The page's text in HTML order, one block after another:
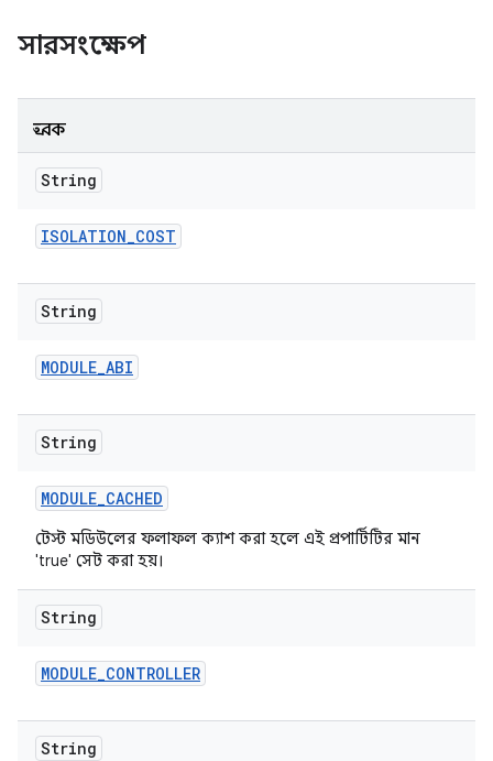
সারসংক্ষেপ
ধ্রুবক
String
ISOLATION_COST
String
MODULE_ABI
String
MODULE_CACHED
টেস্ট মডিউলের ফলাফল ক্যাশ করা হলে এই প্রপার্টিটির মান
'true' সেট করা হয়।
String
MODULE_CONTROLLER
String